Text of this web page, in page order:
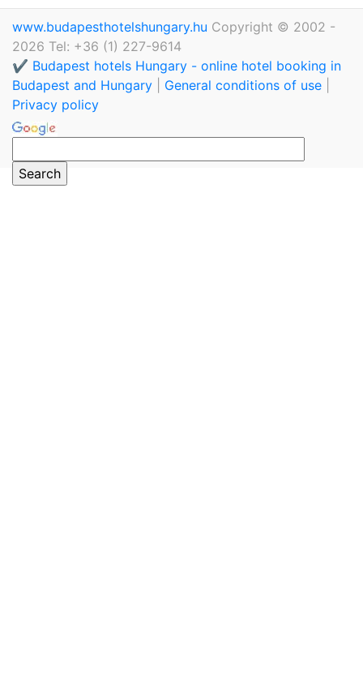
www.budapesthotelshungary.hu Copyright © 2002 -
2026 Tel: +36 (1) 227-9614
✔️ Budapest hotels Hungary - online hotel booking in
Budapest and Hungary
General conditions of use
Privacy policy